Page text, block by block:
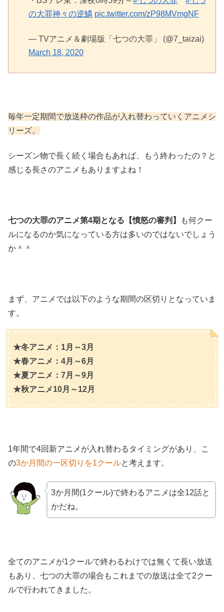
の大罪神々の逆鱗 pic.twitter.com/zP98MVmgNF
— TVアニメ＆劇場版「七つの大罪」 (@7_taizai)
March 18, 2020
毎年一定期間で放送枠の作品が入れ替わっていくアニメシ
リーズ。
シーズン物で長く続く場合もあれば、もう終わったの？と
感じる長さのアニメもありますよね！
七つの大罪のアニメ第4期となる【憤怒の審判】
も何クー
ルになるのか気になっている方は多いのではないでしょう
か＾＾
まず、アニメでは以下のような期間の区切りとなっていま
す。
★冬アニメ：1月～3月
★春アニメ：4月～6月
★夏アニメ：7月～9月
★秋アニメ10月～12月
1年間で4回新アニメが入れ替わるタイミングがあり、こ
の3か月間の一区切りを1クールと考えます。
3か月間(1クール)で終わるアニメは全12話と
かだね。
全てのアニメが1クールで終わるわけでは無くて長い放送
もあり、七つの大罪の場合もこれまでの放送は全て2クー
ルで行われてきました。